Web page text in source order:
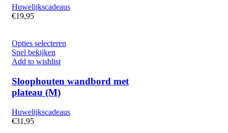
Huwelijkscadeaus
€19,95
Opties selecteren
Snel bekijken
Add to wishlist
Sloophouten wandbord met
plateau (M)
Huwelijkscadeaus
€31,95